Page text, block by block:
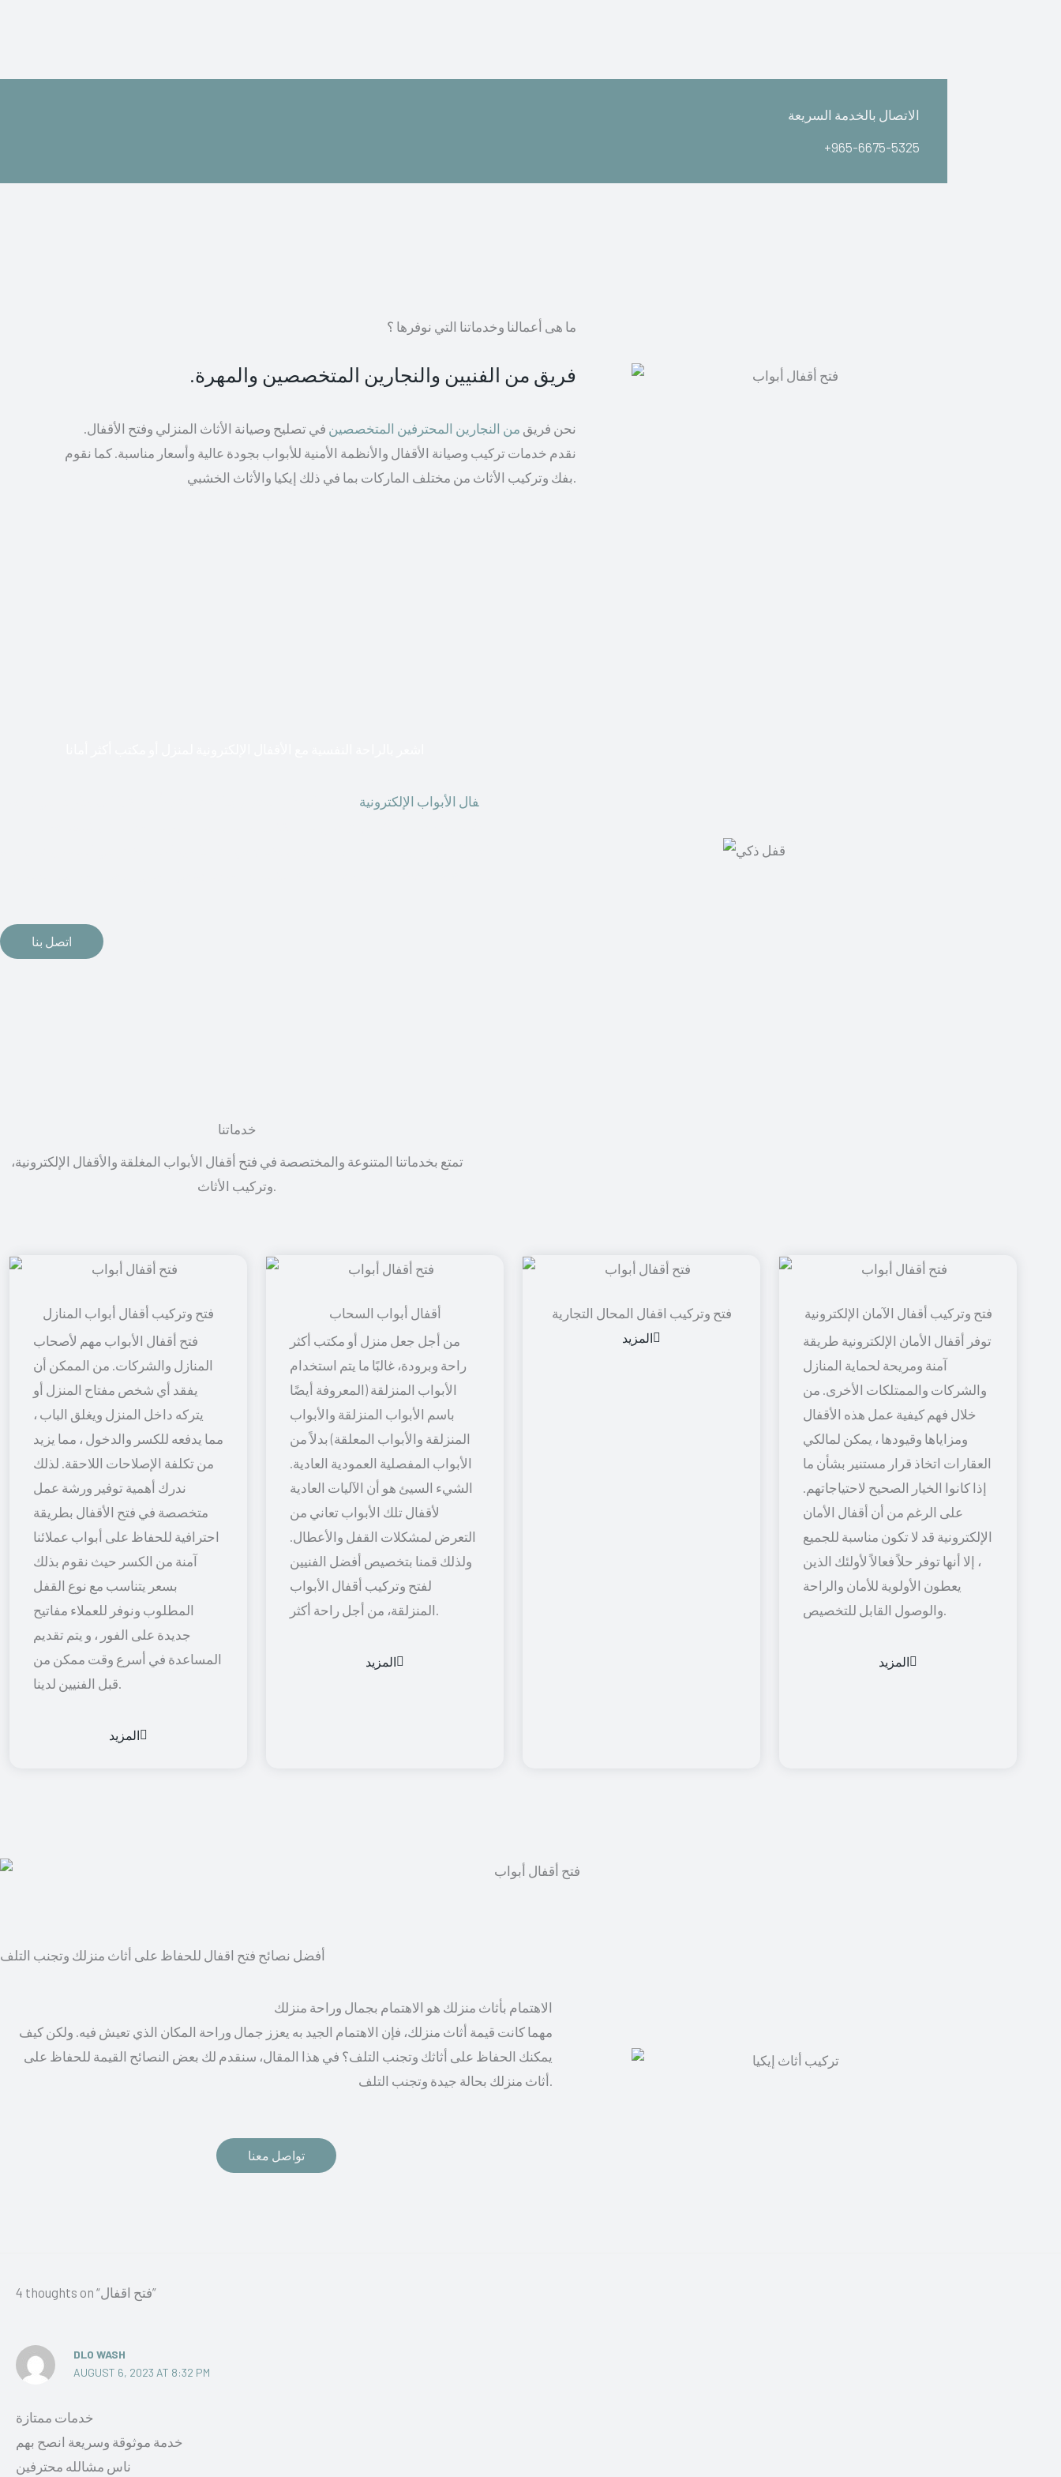
الاتصال بالخدمة السريعة
+965-6675-5325
ما هى أعمالنا وخدماتنا التي نوفرها ؟
فريق من الفنيين والنجارين المتخصصين والمهرة.
نحن فريق من النجارين المحترفين المتخصصين في تصليح وصيانة الأثاث المنزلي وفتح الأقفال.
نقدم خدمات تركيب وصيانة الأقفال والأنظمة الأمنية للأبواب بجودة عالية وأسعار مناسبة. كما نقوم
فال الأبواب الإلكترونية
اتصل بنا
خدماتنا
تمتع بخدماتنا المتنوعة والمختصصة في فتح أقفال الأبواب المغلقة والأقفال الإلكترونية،
وتركيب الأثاث.
فتح وتركيب أقفال أبواب المنازل
فتح أقفال الأبواب مهم لأصحاب
المنازل والشركات. من الممكن أن
يفقد أي شخص مفتاح المنزل أو
يتركه داخل المنزل ويغلق الباب ،
مما يدفعه للكسر والدخول ، مما يزيد
من تكلفة الإصلاحات اللاحقة. لذلك
ندرك أهمية توفير ورشة عمل
متخصصة في فتح الأقفال بطريقة
احترافية للحفاظ على أبواب عملائنا
آمنة من الكسر حيث نقوم بذلك
بسعر يتناسب مع نوع القفل
المطلوب ونوفر للعملاء مفاتيح
جديدة على الفور ، و يتم تقديم
المساعدة في أسرع وقت ممكن من
قبل الفنيين لدينا.
المزيد
أقفال أبواب السحاب
من أجل جعل منزل أو مكتب أكثر
راحة وبرودة، غالبًا ما يتم استخدام
الأبواب المنزلقة (المعروفة أيضًا
باسم الأبواب المنزلقة والأبواب
المنزلقة والأبواب المعلقة) بدلاً من
الأبواب المفصلية العمودية العادية.
الشيء السيئ هو أن الآليات العادية
لأقفال تلك الأبواب تعاني من
التعرض لمشكلات القفل والأعطال.
ولذلك قمنا بتخصيص أفضل الفنيين
لفتح وتركيب أقفال الأبواب
المنزلقة، من أجل راحة أكثر.
المزيد
فتح وتركيب اقفال المحال التجارية
المزيد
توفر أقفال الأمان الإلكترونية طريقة
آمنة ومريحة لحماية المنازل
والشركات والممتلكات الأخرى. من
خلال فهم كيفية عمل هذه الأقفال
ومزاياها وقيودها ، يمكن لمالكي
العقارات اتخاذ قرار مستنير بشأن ما
إذا كانوا الخيار الصحيح لاحتياجاتهم.
على الرغم من أن أقفال الأمان
الإلكترونية قد لا تكون مناسبة للجميع
، إلا أنها توفر حلاً فعالاً لأولئك الذين
يعطون الأولوية للأمان والراحة
والوصول القابل للتخصيص.
المزيد
أفضل نصائح فتح اقفال للحفاظ على أثاث منزلك وتجنب التلف
الاهتمام بأثاث منزلك هو الاهتمام بجمال وراحة منزلك
مهما كانت قيمة أثاث منزلك، فإن الاهتمام الجيد به يعزز جمال وراحة المكان الذي تعيش فيه. ولكن كيف
يمكنك الحفاظ على أثاثك وتجنب التلف؟ في هذا المقال، سنقدم لك بعض النصائح القيمة للحفاظ على
تواصل معنا
4 thoughts on “فتح اقفال”
DLO WASH
AUGUST 6, 2023 AT 8:32 PM
خدمات ممتازة
خدمة موثوقة وسريعة انصح بهم
ناس مشالله محترفين